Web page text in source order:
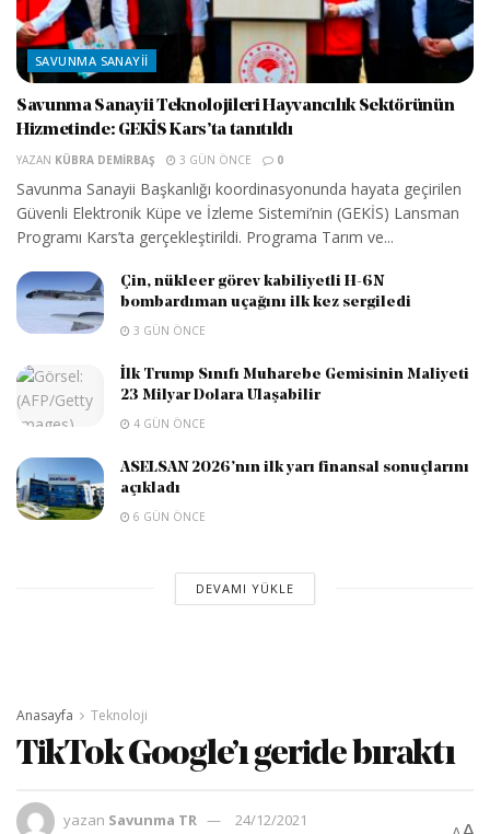
SAVUNMA SANAYII
Savunma Sanayii Teknolojileri Hayvancılık Sektörünün
Hizmetinde: GEKİS Kars’ta tanıtıldı
YAZAN KÜBRA DEMIRBAŞ 3 GÜN ÖNCE 0
Savunma Sanayii Başkanlığı koordinasyonunda hayata geçirilen
Güvenli Elektronik Küpe ve İzleme Sistemi’nin (GEKİS) Lansman
Programı Kars’ta gerçekleştirildi. Programa Tarım ve...
Çin, nükleer görev kabiliyetli H-6N
bombardıman uçağını ilk kez sergiledi
3 GÜN ÖNCE
İlk Trump Sınıfı Muharebe Gemisinin Maliyeti
23 Milyar Dolara Ulaşabilir
4 GÜN ÖNCE
ASELSAN 2026’nın ilk yarı finansal sonuçlarını
açıkladı
6 GÜN ÖNCE
DEVAMI YÜKLE
Anasayfa Teknoloji
TikTok Google’ı geride bıraktı
yazan Savunma TR 24/12/2021